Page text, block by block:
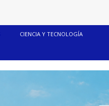
CIENCIA Y TECNOLOGÍA